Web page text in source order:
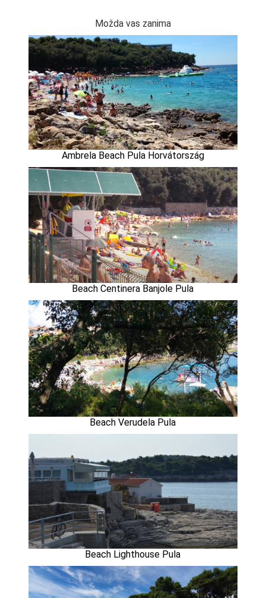
Možda vas zanima
Ambrela Beach Pula Horvátország
Beach Centinera Banjole Pula
Beach Verudela Pula
Beach Lighthouse Pula